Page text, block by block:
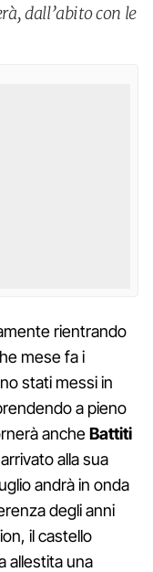
dall’abito con le
rientrando
mese fa i
stati messi in
a pieno
ancheBattiti
alla sua
andrà in onda
degli anni
il castello
allestita una